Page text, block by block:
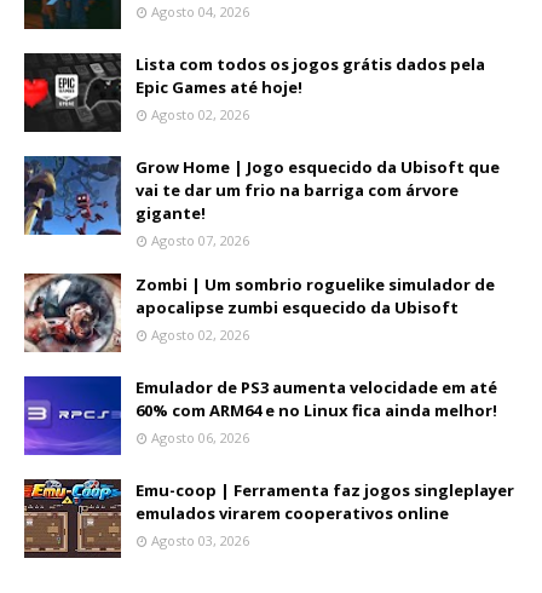
Agosto 04, 2026
Lista com todos os jogos grátis dados pela
Epic Games até hoje!
Agosto 02, 2026
Grow Home | Jogo esquecido da Ubisoft que
vai te dar um frio na barriga com árvore
gigante!
Agosto 07, 2026
Zombi | Um sombrio roguelike simulador de
apocalipse zumbi esquecido da Ubisoft
Agosto 02, 2026
Emulador de PS3 aumenta velocidade em até
60% com ARM64 e no Linux fica ainda melhor!
Agosto 06, 2026
Emu-coop | Ferramenta faz jogos singleplayer
emulados virarem cooperativos online
Agosto 03, 2026